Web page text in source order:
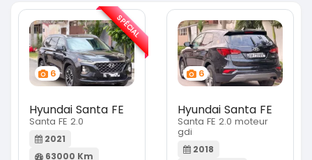
6
Hyundai Santa FE
Santa FE 2.0
2021
63000 Km
SPÉCIAL
6
Hyundai Santa FE
Santa FE 2.0 moteur
gdi
2018